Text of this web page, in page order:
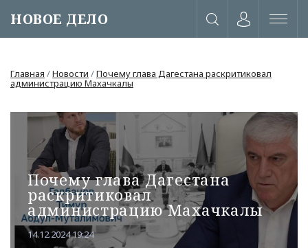
НОВОЕ ДЕЛО
Главная /Новости /Почему глава Дагестана раскритиковал
администрацию Махачкалы
Почему глава Дагестана
раскритиковал
администрацию Махачкалы
14.12.2024 19:24